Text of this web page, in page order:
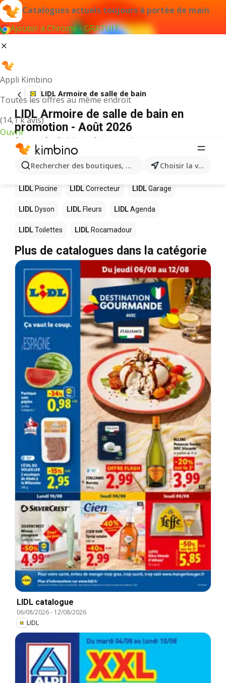
Catalogues actuels toujours à portée de main
Ajouter à Chrome - GRATUIT
Appli Kimbino
Toutes les offres au même endroit
(14,1 k avis)
Ouvrir
Rechercher des boutiques, des catégories, des Choisir la ville
LIDL Armoire de salle de bain
LIDL Armoire de salle de bain en
promotion - Août 2026
Aucun résultat trouvé pour ce terme.
D’autres produits dans les magasins
LIDL
LIDL Piscine LIDLCorrecteur LIDLGarage
LIDL Dyson LIDL Fleurs LIDLAgenda
LIDLToilettes LIDL Rocamadour
Plus de catalogues dans la catégorie
LIDL catalogue
06/08/2026- 12/08/2026
LIDL